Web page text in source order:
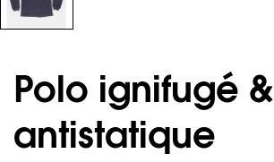
Polo ignifugé &
antistatique